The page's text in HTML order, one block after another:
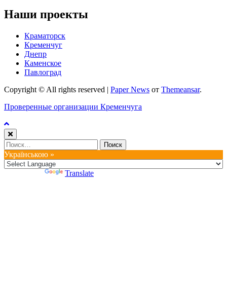
Наши проекты
Краматорск
Кременчуг
Днепр
Каменское
Павлоград
Copyright © All rights reserved | Paper News от Themeansar.
Проверенные организации Кременчуга
Найти:
Українською »
Translate